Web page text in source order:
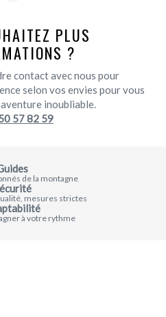
PLUS
?
contact avec nous pour
selon vos envies pour vous
inoubliable.
57 82 59
de la montagne
mesures strictes
à votre rythme